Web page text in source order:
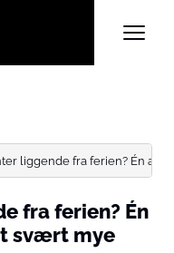
liggende fra ferien? Én av
fra ferien? Én
svært mye